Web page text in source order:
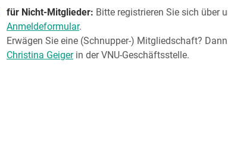
für Nicht-Mitglieder: Bitte registrieren Sie sich über
Anmeldeformular.
Erwägen Sie eine (Schnupper-) Mitgliedschaft?
Christina Geigerin der VNU-Geschäftsstelle.